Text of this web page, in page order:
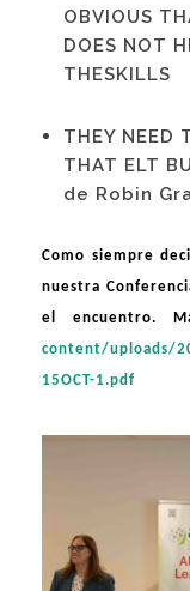
OBVIOUS
DOES NOT
THESKILLS
THEY NEED
THAT ELT
de Robin
Como siempre
nuestra
el encuentro.
content/uploads/
15OCT-1.pdf